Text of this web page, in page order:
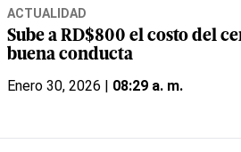
ACTUALIDAD
Sube a RD$800 el costo del
buena conducta
Enero 30, 2026 | 08:29 a. m.